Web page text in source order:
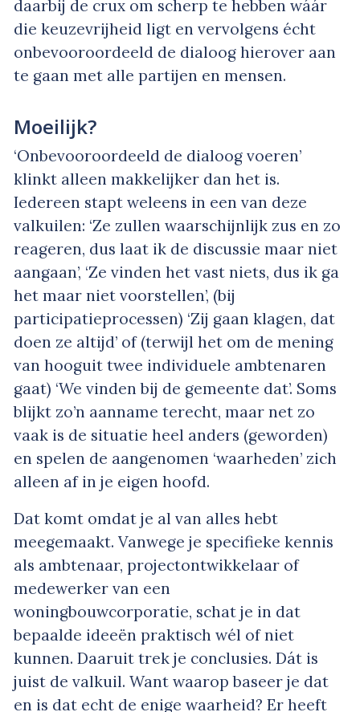
daarbij de crux om scherp te hebben wáár
die keuzevrijheid ligt en vervolgens écht
onbevooroordeeld de dialoog hierover aan
te gaan met alle partijen en mensen.
Moeilijk?
‘Onbevooroordeeld de dialoog voeren’
klinkt alleen makkelijker dan het is.
Iedereen stapt weleens in een van deze
valkuilen: ‘Ze zullen waarschijnlijk zus en zo
reageren, dus laat ik de discussie maar niet
aangaan’, ‘Ze vinden het vast niets, dus ik ga
het maar niet voorstellen’, (bij
participatieprocessen) ‘Zij gaan klagen, dat
doen ze altijd’ of (terwijl het om de mening
van hooguit twee individuele ambtenaren
gaat) ‘We vinden bij de gemeente dat’. Soms
blijkt zo’n aanname terecht, maar net zo
vaak is de situatie heel anders (geworden)
en spelen de aangenomen ‘waarheden’ zich
alleen af in je eigen hoofd.
Dat komt omdat je al van alles hebt
meegemaakt. Vanwege je specifieke kennis
als ambtenaar, projectontwikkelaar of
medewerker van een
woningbouwcorporatie, schat je in dat
bepaalde ideeën praktisch wél of niet
kunnen. Daaruit trek je conclusies. Dát is
juist de valkuil. Want waarop baseer je dat
en is dat echt de enige waarheid? Er heeft